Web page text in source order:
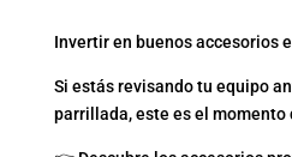
Invertir en buenos accesorios
Si estás revisando tu equipo
parrillada, este es el momento